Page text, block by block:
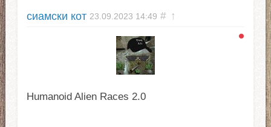
сиамски кот 23.09.2023 14:49 # ↑
Humanoid Alien Races 2.0